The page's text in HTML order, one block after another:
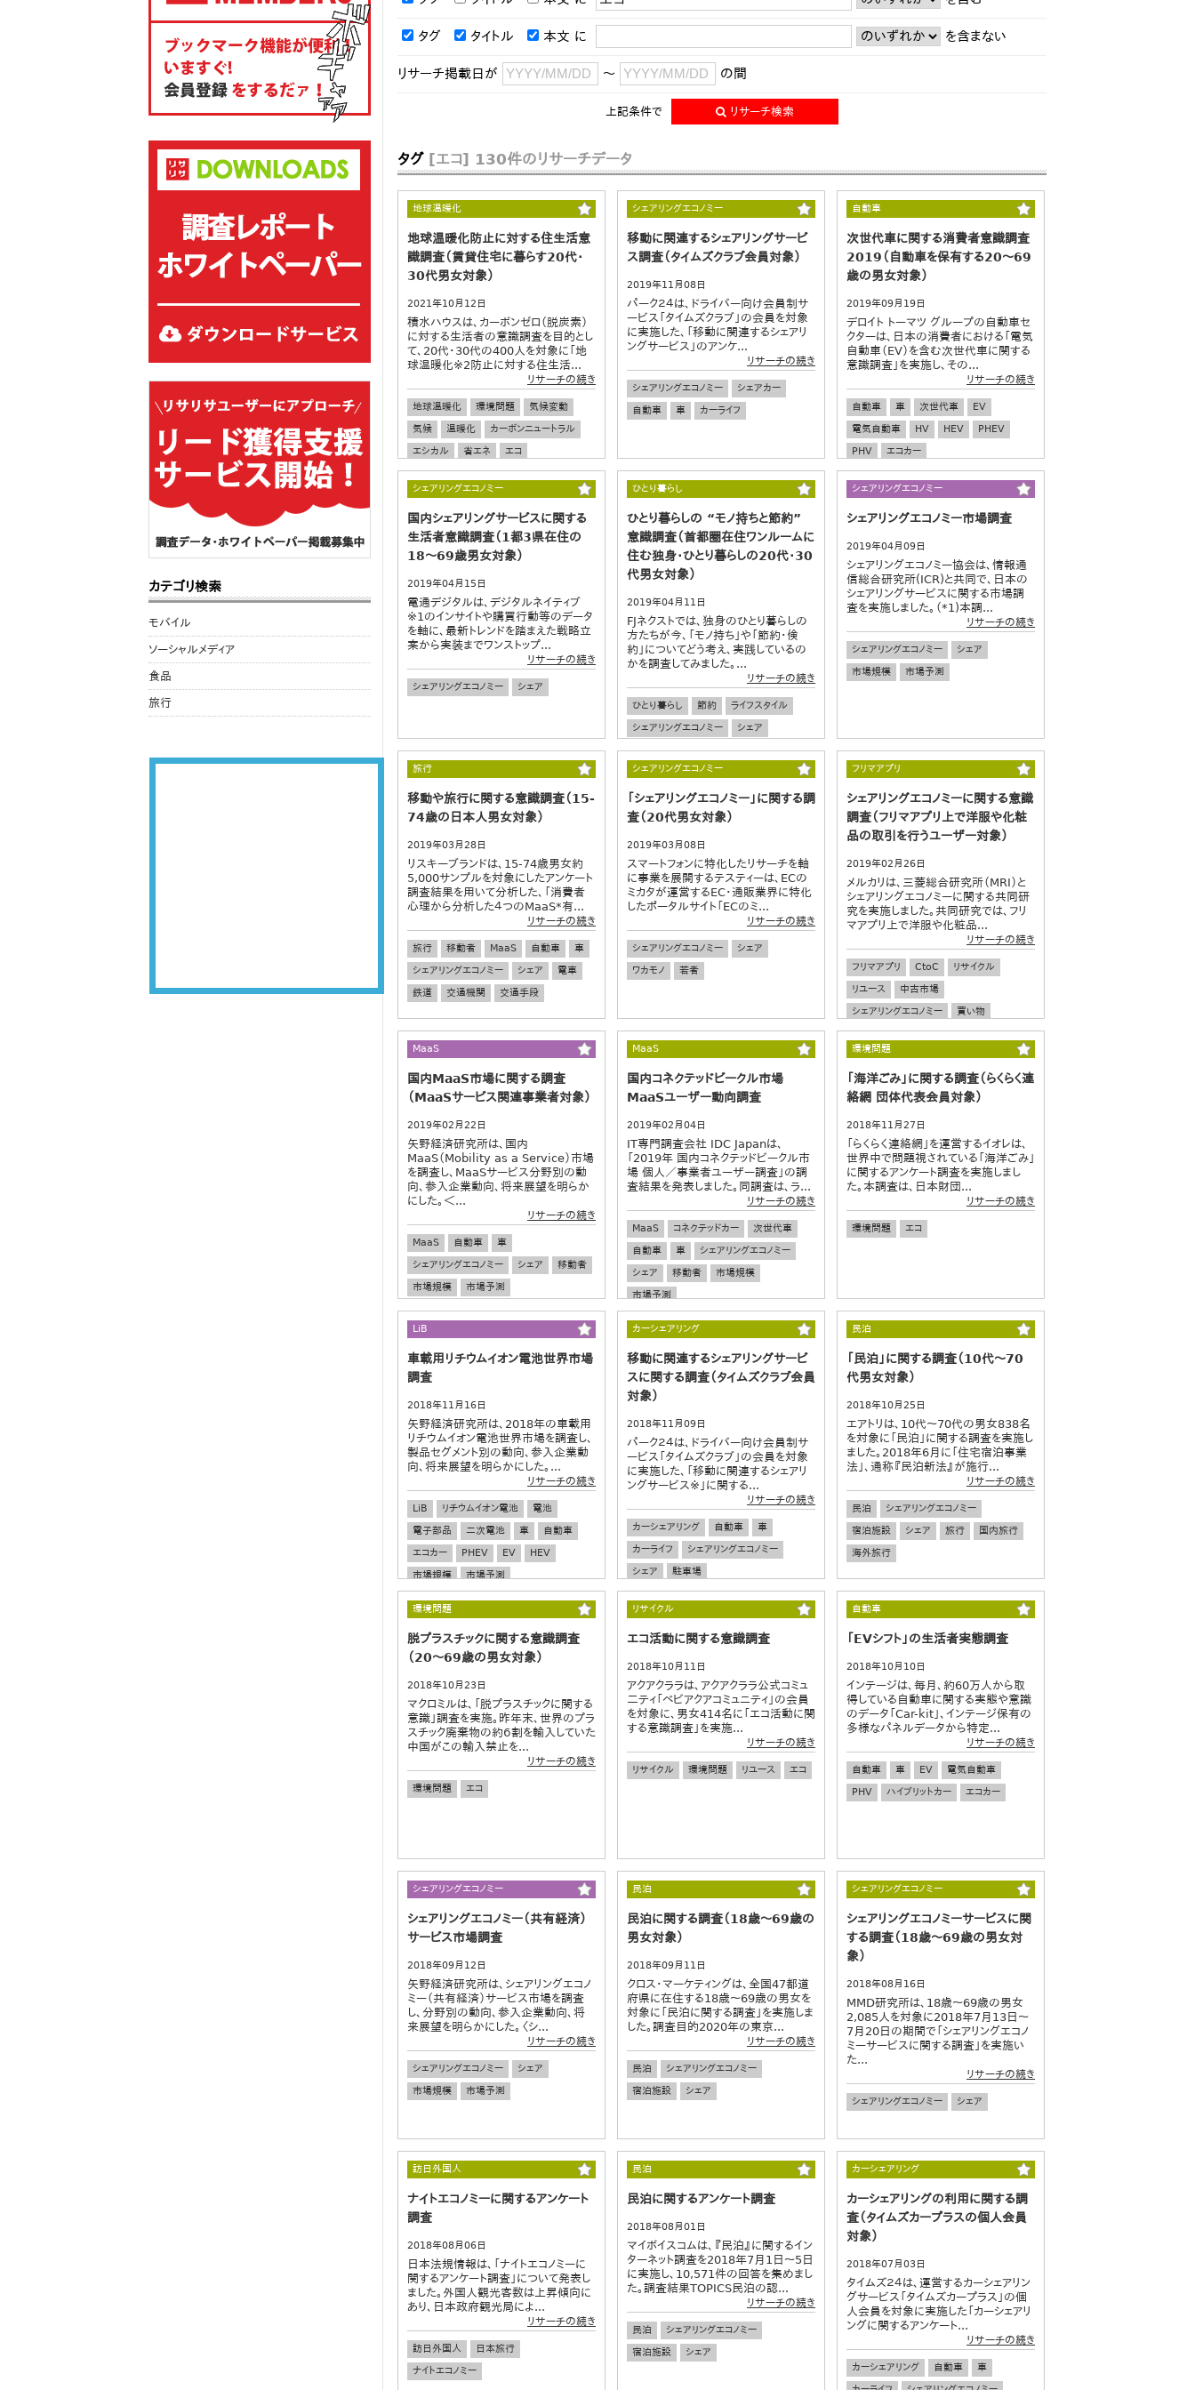
タグ タイトル 本文 に を含まない
リサーチ掲載日が ～ の間
上記条件で リサーチ検索
タグ [エコ] 130件のリサーチデータ
地球温暖化
地球温暖化防止に対する住生活意
識調査（賃貸住宅に暮らす20代・
30代男女対象）
2021年10月12日
積水ハウスは、カーボンゼロ（脱炭素）
に対する生活者の意識調査を目的とし
て、20代・30代の400人を対象に「地
球温暖化※2防止に対する住生活...
リサーチの続き
地球温暖化 環境問題
気候変動
気候
温暖化
カーボンニュートラル
エシカル
省エネ エコ
シェアリングエコノミー
移動に関連するシェアリングサービ
ス調査（タイムズクラブ会員対象）
2019年11月08日
パーク２４は、ドライバー向け会員制サ
ービス「タイムズクラブ」の会員を対象
に実施した、「移動に関連するシェアリ
ングサービス」のアンケ...
リサーチの続き
シェアリングエコノミー
シェアカー
自動車
車 カーライフ
自動車
次世代車に関する消費者意識調査
2019（自動車を保有する20～69
歳の男女対象）
2019年09月19日
デロイト トーマツ グループの自動車セ
クターは、日本の消費者における「電気
自動車（EV）を含む次世代車に関する
意識調査」を実施し、その...
リサーチの続き
自動車 車 次世代車
EV
電気自動車
HV HEV
PHEV
PHV
エコカー
シェアリングエコノミー
国内シェアリングサービスに関する
生活者意識調査（1都3県在住の
18～69歳男女対象）
2019年04月15日
電通デジタルは、デジタルネイティブ
※1のインサイトや購買行動等のデータ
を軸に、最新トレンドを踏まえた戦略立
案から実装までワンストップ...
リサーチの続き
シェアリングエコノミー シェア
ひとり暮らし
ひとり暮らしの “モノ持ちと節約”
意識調査（首都圏在住ワンルームに
住む独身・ひとり暮らしの20代・30
代男女対象）
2019年04月11日
FJネクストでは、独身のひとり暮らしの
方たちが今、「モノ持ち」や「節約・倹
約」についてどう考え、実践しているの
かを調査してみました。...
リサーチの続き
ひとり暮らし 節約
ライフスタイル
シェアリングエコノミー
シェア
レンタル
シェアリングエコノミー
シェアリングエコノミー市場調査
2019年04月09日
シェアリングエコノミー協会は、情報通
信総合研究所(ICR)と共同で、日本の
シェアリングサービスに関する市場調
査を実施しました。（*1)本調...
リサーチの続き
シェアリングエコノミー
シェア
市場規模
市場予測
旅行
移動や旅行に関する意識調査（15-
74歳の日本人男女対象）
2019年03月28日
リスキーブランドは、15-74歳男女約
5,000サンプルを対象にしたアンケート
調査結果を用いて分析した、「消費者
心理から分析した４つのMaaS*有...
リサーチの続き
旅行 移動者 MaaS 自動車
車
シェアリングエコノミー
シェア
電車
鉄道
交通機関 交通手段
シェアリングエコノミー
「シェアリングエコノミー」に関する調
査（20代男女対象）
2019年03月08日
スマートフォンに特化したリサーチを軸
に事業を展開するテスティーは、ECの
ミカタが運営するEC・通販業界に特化
したポータルサイト「ECのミ...
リサーチの続き
シェアリングエコノミー
シェア
ワカモノ
若者
フリマアプリ
シェアリングエコノミーに関する意識
調査（フリマアプリ上で洋服や化粧
品の取引を行うユーザー対象）
2019年02月26日
メルカリは、三菱総合研究所（MRI）と
シェアリングエコノミーに関する共同研
究を実施しました。共同研究では、フリ
マアプリ上で洋服や化粧品...
リサーチの続き
フリマアプリ CtoC
リサイクル
リユース
中古市場
シェアリングエコノミー
買い物
ショッパー
化粧品
アパレル
ファッション
MaaS
国内MaaS市場に関する調査
（MaaSサービス関連事業者対象）
2019年02月22日
矢野経済研究所は、国内
MaaS（Mobility as a Service）市場
を調査し、MaaSサービス分野別の動
向、参入企業動向、将来展望を明らか
にした。＜...
リサーチの続き
MaaS 自動車
車
シェアリングエコノミー
シェア
移動者
市場規模
市場予測
MaaS
国内コネクテッドビークル市場
MaaSユーザー動向調査
2019年02月04日
IT専門調査会社 IDC Japanは、
「2019年 国内コネクテッドビークル市
場 個人／事業者ユーザー調査」の調
査結果を発表しました。同調査は、ラ...
リサーチの続き
MaaS コネクテッドカー
次世代車
自動車
車
シェアリングエコノミー
シェア
移動者
市場規模
市場予測
環境問題
「海洋ごみ」に関する調査（らくらく連
絡網 団体代表会員対象）
2018年11月27日
「らくらく連絡網」を運営するイオレは、
世界中で問題視されている「海洋ごみ」
に関するアンケート調査を実施しまし
た。本調査は、日本財団...
リサーチの続き
環境問題 エコ
LiB
車載用リチウムイオン電池世界市場
調査
2018年11月16日
矢野経済研究所は、2018年の車載用
リチウムイオン電池世界市場を調査し、
製品セグメント別の動向、参入企業動
向、将来展望を明らかにした。...
リサーチの続き
LiB リチウムイオン電池
電池
電子部品
二次電池 車
自動車
エコカー
PHEV EV
HEV
市場規模
市場予測
カーシェアリング
移動に関連するシェアリングサービ
スに関する調査（タイムズクラブ会員
対象）
2018年11月09日
パーク２４は、ドライバー向け会員制サ
ービス「タイムズクラブ」の会員を対象
に実施した、「移動に関連するシェアリ
ングサービス※」に関する...
リサーチの続き
カーシェアリング 自動車
車
カーライフ
シェアリングエコノミー
シェア
駐車場
民泊
「民泊」に関する調査（10代～70
代男女対象）
2018年10月25日
エアトリは、10代～70代の男女838名
を対象に「民泊」に関する調査を実施し
ました。2018年6月に「住宅宿泊事業
法」、通称『民泊新法』が施行...
リサーチの続き
民泊
シェアリングエコノミー
宿泊施設
シェア 旅行
国内旅行
海外旅行
環境問題
脱プラスチックに関する意識調査
（20～69歳の男女対象）
2018年10月23日
マクロミルは、「脱プラスチックに関する
意識」調査を実施。昨年末、世界のプラ
スチック廃棄物の約６割を輸入していた
中国がこの輸入禁止を...
リサーチの続き
環境問題 エコ
リサイクル
エコ活動に関する意識調査
2018年10月11日
アクアクララは、アクアクララ公式コミュ
二ティ「ベビアクアコミュニティ」の会員
を対象に、男女414名に「エコ活動に関
する意識調査」を実施...
リサーチの続き
リサイクル 環境問題 リユース エコ
自動車
「EVシフト」の生活者実態調査
2018年10月10日
インテージは、毎月、約60万人から取
得している自動車に関する実態や意識
のデータ「Car-kit」、インテージ保有の
多様なパネルデータから特定...
リサーチの続き
自動車 車 EV
電気自動車
PHV
ハイブリットカー エコカー
シェアリングエコノミー
シェアリングエコノミー（共有経済）
サービス市場調査
2018年09月12日
矢野経済研究所は、シェアリングエコノ
ミー（共有経済）サービス市場を調査
し、分野別の動向、参入企業動向、将
来展望を明らかにした。〈シ...
リサーチの続き
シェアリングエコノミー
シェア
市場規模
市場予測
民泊
民泊に関する調査（18歳～69歳の
男女対象）
2018年09月11日
クロス・マーケティングは、全国47都道
府県に在住する18歳～69歳の男女を
対象に「民泊に関する調査」を実施しま
した。調査目的2020年の東京...
リサーチの続き
民泊
シェアリングエコノミー
宿泊施設
シェア
シェアリングエコノミー
シェアリングエコノミーサービスに関
する調査（18歳～69歳の男女対
象）
2018年08月16日
MMD研究所は、18歳～69歳の男女
2,085人を対象に2018年7月13日～
7月20日の期間で「シェアリングエコノ
ミーサービスに関する調査」を実施い
た...
リサーチの続き
シェアリングエコノミー シェア
訪日外国人
ナイトエコノミーに関するアンケート
調査
2018年08月06日
日本法規情報は、「ナイトエコノミーに
関するアンケート調査」について発表し
ました。外国人観光客数は上昇傾向に
あり、日本政府観光局によ...
リサーチの続き
訪日外国人
日本旅行
ナイトエコノミー
民泊
民泊に関するアンケート調査
2018年08月01日
マイボイスコムは、『民泊』に関するイン
ターネット調査を2018年7月1日～5日
に実施し、10,571件の回答を集めまし
た。調査結果TOPICS民泊の認...
リサーチの続き
民泊
シェアリングエコノミー
宿泊施設
シェア
カーシェアリング
カーシェアリングの利用に関する調
査（タイムズカープラスの個人会員
対象）
2018年07月03日
タイムズ２４は、運営するカーシェアリン
グサービス「タイムズカープラス」の個
人会員を対象に実施した「カーシェアリ
ングに関するアンケート...
リサーチの続き
カーシェアリング 自動車
車
カテゴリ検索
モバイル
ソーシャルメディア
食品
旅行